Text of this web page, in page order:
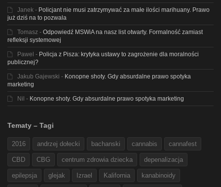
Janek - Policjant nie musi zatrzymywać za małe ilości marihuany. Prawo
już dziś na to pozwala
Tomasz - Odpowiedź MSWiA na nasz list otwarty. Formalność zamiast
refleksji systemowej
Pawel - Policja z Pisza: krytyka ustawy to zagrożenie dla moralności
publicznej?
Jakub Gajewski - Konopne shoty. Gdy absurdalne prawo spotyka
marketing
Nil - Konopne shoty. Gdy absurdalne prawo spotyka marketing
Tematy – Tagi
2016 andrzej dołecki bachanski cannabis cannafest
CBD CBG centrum zdrowia dziecka depenalizacja
epilepsja glejak Izrael Kalifornia kanabinoidy